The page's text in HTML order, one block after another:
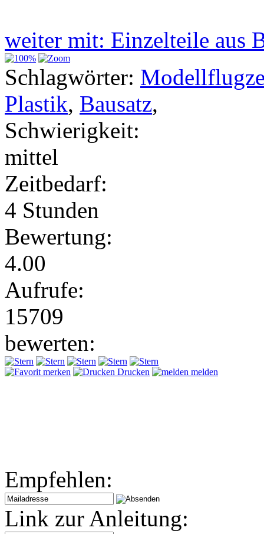
weiter mit: Einzelteile aus
Schlagwörter:
Plastik, Bausatz,
Schwierigkeit:
mittel
Zeitbedarf:
4 Stunden
Bewertung:
4.00
Aufrufe:
15709
bewerten:
merken Drucken melden
Empfehlen:
Link zur Anleitung: